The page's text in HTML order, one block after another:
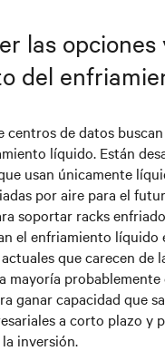
las opciones
del
centros de datos
líquido. Están
usan únicamente
por aire para el
soportar racks
el enfriamiento líquido
que carecen de
mayoría probablemente
ganar capacidad que
a corto plazo y
inversión.